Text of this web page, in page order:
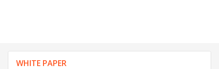
WHITE PAPER